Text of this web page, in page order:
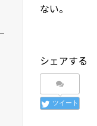
ない。
シェアする
ツイート